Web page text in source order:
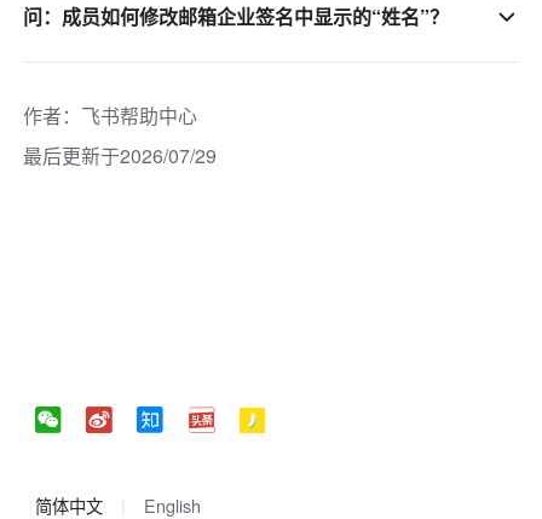
问：成员如何修改邮箱企业签名中显示的“姓名”？
作者： 飞书帮助中心
最后更新于2026/07/29
简体中文 English